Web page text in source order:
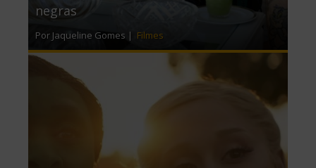
negras
Por Jaqueline Gomes | Filmes